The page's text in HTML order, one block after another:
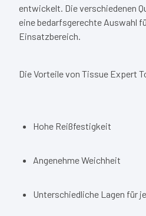
entwickelt. Die verschiedenen
eine bedarfsgerechte Auswahl
Einsatzbereich.
Die Vorteile von Tissue Expert
Hohe Reißfestigkeit
Angenehme Weichheit
Unterschiedliche Lagen für